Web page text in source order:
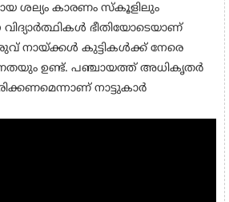
ശല്യം കാരണം സ്കൂളിലും
ഭീതിയോടെയാണ്
നായ്ക്കൾ കുട്ടികൾക്ക് നേരെ
ഉണ്ട്. പഞ്ചായത്ത് അധികൃതർ
നാട്ടുകാർ